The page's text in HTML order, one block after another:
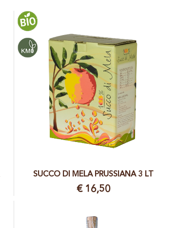
SUCCO DI MELA PRUSSIANA 3 LT
€ 16,50